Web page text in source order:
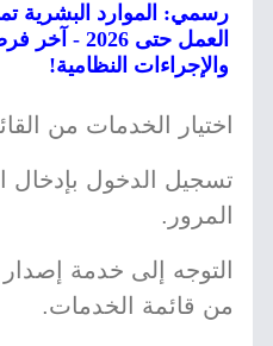
رسمي: الموارد البشرية
العمل حتى
والإجراءات النظامية!
اختيار الخدمات من
تسجيل الدخول
المرور.
التوجه إلى خدمة
من قائمة الخدمات.